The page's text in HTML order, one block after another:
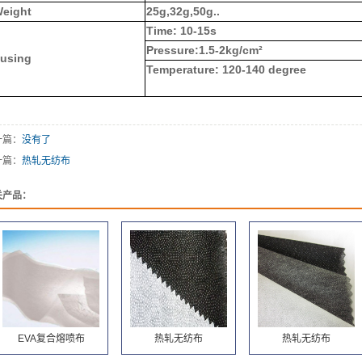
25g,32g,50g..
Time: 10-15s
Pressure:1.5-2kg/cm²
Temperature: 120-140 degree
： 没有了
篇： 热轧无纺布
品：
EVA复合熔喷布 热轧无纺布 热轧无纺布